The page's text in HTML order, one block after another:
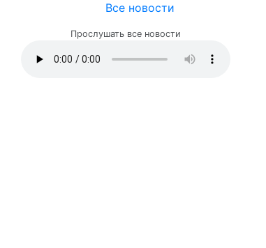
Все новости
Прослушать все новости